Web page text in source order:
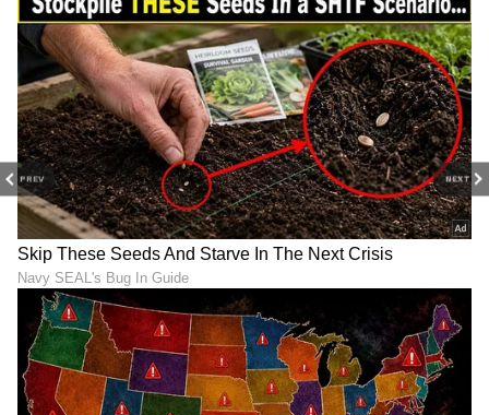
PREV NEXT
ಮತ್ತು ಸಮತೋಲಿತ ಬಳಕೆಯೇ ಅತ್ಯುತ್ತಮ ಆಯ್ಕೆಯಾಗಿದೆ.
LATEST VIDEOS
ಆರೋಗ್ಯ, ಸೌಂದರ್ಯ, ಫಿಟ್‌ನೆಸ್,ಕಿಚನ್ ಟಿಪ್ಸ್‌,